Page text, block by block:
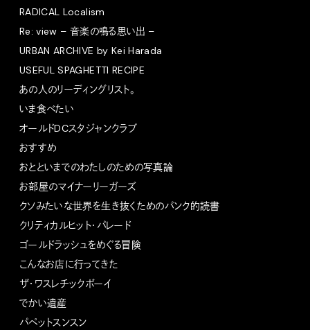
RADICAL Localism
Re: view – 音楽の鳴る思い出 –
URBAN ARCHIVE by Kei Harada
USEFUL SPAGHETTI RECIPE
あの人のリーディングリスト。
いま食べたい
オールドDCスタジャンクラブ
おすすめ
おとといまでのわたしのための写真論
お部屋のマイナーリーガーズ
クソみたいな世界を生き抜くためのパンク的読書
クリティカルヒット・パレード
ゴールドラッシュをめぐる冒険
こんなお店に行ってきた
ザ・ワスレチックボーイ
でかい遺産
パペットスンスン